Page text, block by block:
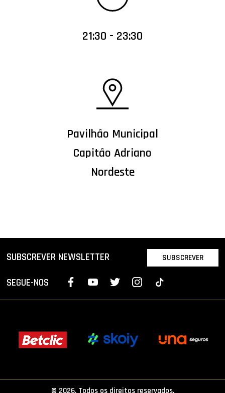
21:30 - 23:30
Pavilhão Municipal
Capitão Adriano
Nordeste
SUBSCREVER NEWSLETTER SUBSCREVER
SEGUE-NOS
© 2026. Todos os direitos reservados.